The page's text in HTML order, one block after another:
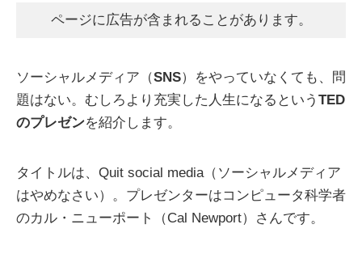
ページに広告が含まれることがあります。
ソーシャルメディア（SNS）をやっていなくても、問
題はない。むしろより充実した人生になるという TED
のプレゼンを紹介します。
タイトルは、Quit social media（ソーシャルメディア
はやめなさい）。プレゼンターはコンピュータ科学者
のカル・ニューポート（Cal Newport）さんです。